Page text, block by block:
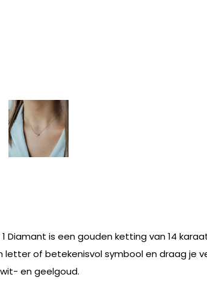
Diamant is een gouden ketting van 14
letter of betekenisvol symbool en draag je
en geelgoud.